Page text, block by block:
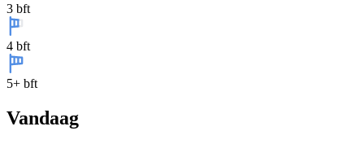
3 bft
4 bft
5+ bft
Vandaag